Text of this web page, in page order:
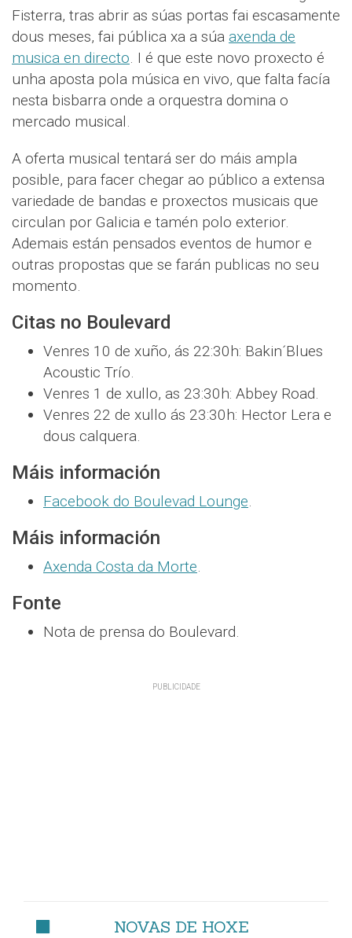
Fisterra, tras abrir as súas portas fai escasamente
dous meses, fai pública xa a súa axenda de
musica en directo. I é que este novo proxecto é
unha aposta pola música en vivo, que falta facía
nesta bisbarra onde a orquestra domina o
mercado musical.
A oferta musical tentará ser do máis ampla
posible, para facer chegar ao público a extensa
variedade de bandas e proxectos musicais que
circulan por Galicia e tamén polo exterior.
Ademais están pensados eventos de humor e
outras propostas que se farán publicas no seu
momento.
Citas no Boulevard
Venres 10 de xuño, ás 22:30h: Bakin´Blues
Acoustic Trío.
Venres 1 de xullo, as 23:30h: Abbey Road.
Venres 22 de xullo ás 23:30h: Hector Lera e
dous calquera.
Máis información
Facebook do Boulevad Lounge.
Máis información
Axenda Costa da Morte.
Fonte
Nota de prensa do Boulevard.
NOVAS DE HOXE